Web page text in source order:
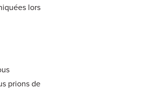
lors
prions de